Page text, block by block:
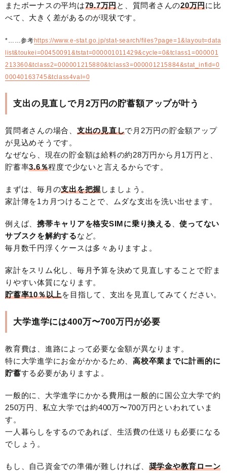
またボーナスの平均は79.7万円と、質問者さんの20万円に比
べて、大きく差があるのが現状です。
*……参考https://www.e-stat.go.jp/stat-search/files?page=1&layout=data
list&toukei=00450091&tstat=000001011429&cycle=0&tclass1=000001
213360&tclass2=000001215880&tclass3=000001215884&stat_infid=0
00040163745&tclass4val=0
支出の見直しで月2万円の貯蓄額アップが叶う
質問者さんの場合、 支出の見直しで月2万円の貯金額アップ
が見込めそうです。
なぜなら、現在の貯金額は給料の約28万円から月1万円と、
貯蓄率3.6％程度で少ないと言えるからです。
まずは、毎月の支出を把握しましょう。
家計簿を1カ月つけることで、ムダな支出を洗い出せます。
例えば、 携帯キャリアを格安SIMに乗り換える 、使ってない
サブスクを解約するなど。
毎月数千円浮くケースは多々ありますよ。
家計をスリム化し、毎月予算を決めて見直しすることで貯ま
りやすい体質になります。
貯蓄率10％以上を目指して、支出を見直してみてください。
大学進学には400万〜700万円が必要
教育費は、進路によって必要な金額が異なります。
特に大学進学にお金がかかるため、 高校卒業までに計画的に
貯蓄する必要がありますよ。
一般的に、大学進学にかかる費用は一般的に国公立大学で約
250万円、私立大学では約400万〜700万円といわれていま
す。
一人暮らしをするのであれば、生活費の仕送りも必要になる
でしょう。
もし、自己資金での準備が難しければ、 奨学金や教育ローン